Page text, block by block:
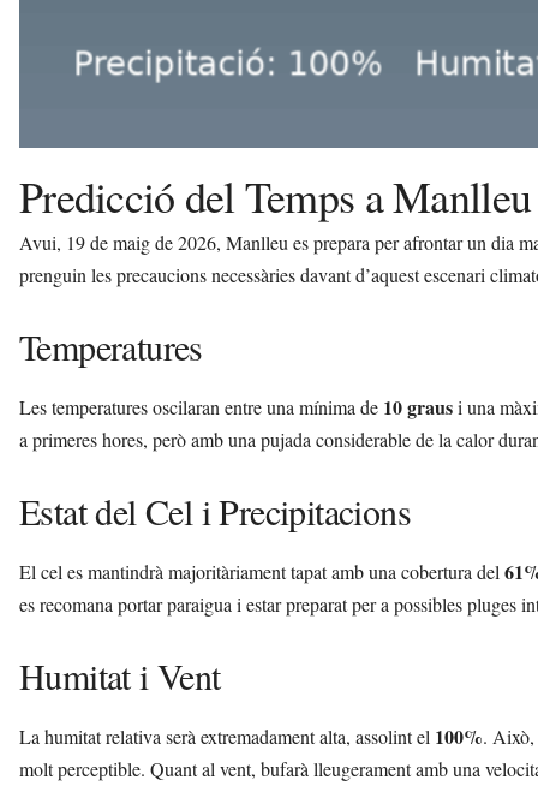
Predicció del Temps a
Avui, 19 de maig de 2026, Manlleu es prepara per afrontar un dia
prenguin les precaucions necessàries davant d’aquest escenari
Temperatures
Les temperatures oscilaran entre una mínima de 10 grausi una
a primeres hores, però amb una pujada considerable de la calor
Estat del Cel i Precipitacions
El cel es mantindrà majoritàriament tapat amb una cobertura del
es recomana portar paraigua i estar preparat per a possibles pluges
Humitat i Vent
La humitat relativa serà extremadament alta, assolint el 100%. Això,
molt perceptible. Quant al vent, bufarà lleugerament amb una